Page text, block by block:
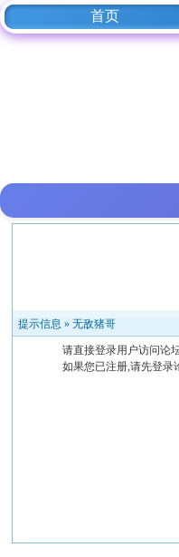
首页
提示信息 »无敌猪哥
请直接登录用户访问论
如果您已注册,请先登录